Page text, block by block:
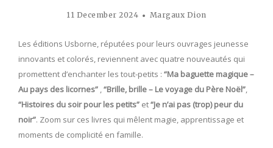
11 December 2024 Margaux Dion
Les éditions Usborne, réputées pour leurs ouvrages jeunesse
innovants et colorés, reviennent avec quatre nouveautés qui
promettent d’enchanter les tout-petits : “Ma baguette magique –
Au pays des licornes” ,“Brille, brille – Le voyage du Père Noël”,
“Histoires du soir pour les petits” et“Je n’ai pas (trop) peur du
noir”. Zoom sur ces livres qui mêlent magie, apprentissage et
moments de complicité en famille.